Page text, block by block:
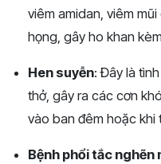
viêm amidan, viêm
họng, gây ho khan
Hen suyễn: Đây là
thở, gây ra các cơn
vào ban đêm hoặc khi
Bệnh phổi tắc nghẽn